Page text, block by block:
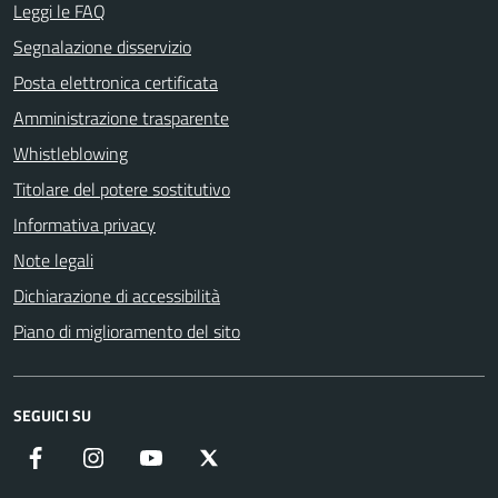
Leggi le FAQ
Segnalazione disservizio
Posta elettronica certificata
Amministrazione trasparente
Whistleblowing
Titolare del potere sostitutivo
Informativa privacy
Note legali
Dichiarazione di accessibilità
Piano di miglioramento del sito
SEGUICI SU
Facebook Instagram YouTube